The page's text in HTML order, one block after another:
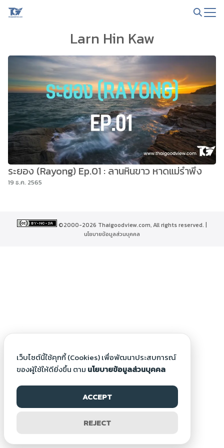
Skip
Larn Hin Kaw
ระยอง (Rayong) Ep.01 : ลานหินขาว หาดแม่รำพึง
19 ธ.ค. 2565
©2000-2026 Thaigoodview.com, All rights reserved. |
นโยบายข้อมูลส่วนบุคคล
เว็บไซต์นี้ใช้คุกกี้ (Cookies) เพื่อพัฒนาประสบการณ์
ของผู้ใช้ให้ดียิ่งขึ้น ตาม นโยบายข้อมูลส่วนบุคคล
ACCEPT
REJECT